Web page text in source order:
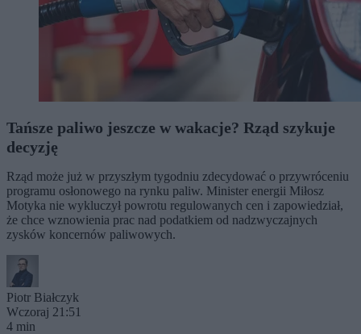
Tańsze paliwo jeszcze w wakacje? Rząd szykuje
decyzję
Rząd może już w przyszłym tygodniu zdecydować o przywróceniu
programu osłonowego na rynku paliw. Minister energii Miłosz
Motyka nie wykluczył powrotu regulowanych cen i zapowiedział,
że chce wznowienia prac nad podatkiem od nadzwyczajnych
zysków koncernów paliwowych.
Piotr Białczyk
Wczoraj 21:51
4 min